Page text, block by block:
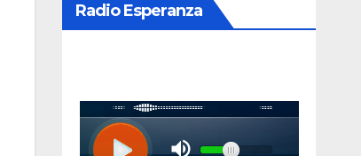
Radio Esperanza